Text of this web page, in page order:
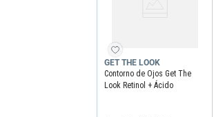
GET THE LOOK
Contorno de Ojos Get The
Look Retinol + Ácido